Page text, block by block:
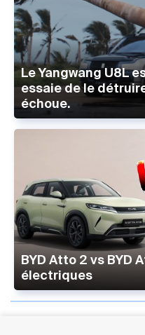
Le Yangwang U8L
essaie de le
échoue.
BYD Atto 2 vs BYD
électriques